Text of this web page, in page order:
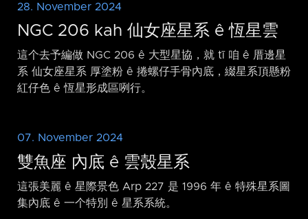
28. November 2024
NGC 206 kah 仙女座星系 ê 恆星雲
這个去予編做 NGC 206 ê 大型星協，就 tī 咱 ê 厝邊星
系 仙女座星系 厚塗粉 ê 捲螺仔手骨內底，綴星系頂懸粉
紅仔色 ê 恆星形成區咧行。
07. November 2024
雙魚座 內底 ê 雲殼星系
這張美麗 ê 星際景色 Arp 227 是 1996 年 ê 特殊星系圖
集內底 ê 一个特別 ê 星系系統。